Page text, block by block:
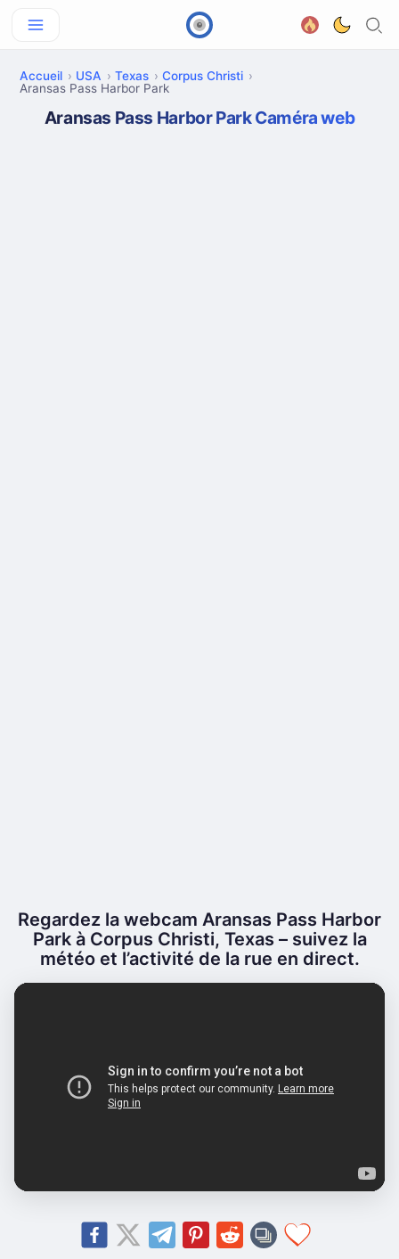
Accueil USA Texas
Corpus Christi
Aransas Pass Harbor Park
Aransas Pass Harbor Park Caméra web
Regardez la webcam Aransas Pass Harbor
Park à Corpus Christi, Texas – suivez la
météo et l’activité de la rue en direct.